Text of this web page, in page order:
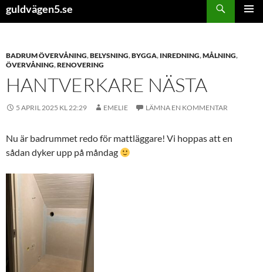
guldvägen5.se
BADRUM ÖVERVÅNING,BELYSNING,BYGGA, INREDNING,MÅLNING,
ÖVERVÅNING,RENOVERING
HANTVERKARE NÄSTA
5 APRIL 2025 KL 22:29 EMELIE LÄMNA EN KOMMENTAR
Nu är badrummet redo för mattläggare! Vi hoppas att en
sådan dyker upp på måndag